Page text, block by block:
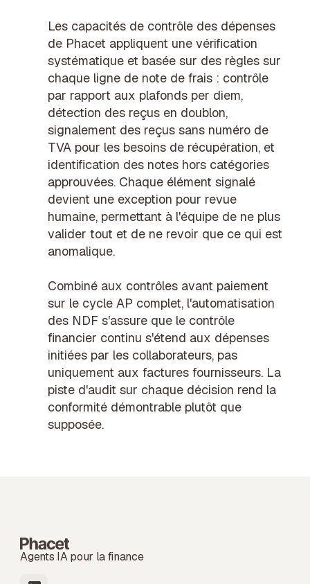
Les capacités de contrôle des dépenses
de Phacet appliquent une vérification
systématique et basée sur des règles sur
chaque ligne de note de frais : contrôle
par rapport aux plafonds per diem,
détection des reçus en doublon,
signalement des reçus sans numéro de
TVA pour les besoins de récupération, et
identification des notes hors catégories
approuvées. Chaque élément signalé
devient une exception pour revue
humaine, permettant à l'équipe de ne plus
valider tout et de ne revoir que ce qui est
anomalique.
Combiné aux contrôles avant paiement
sur le cycle AP complet, l'automatisation
des NDF s'assure que le contrôle
financier continu s'étend aux dépenses
initiées par les collaborateurs, pas
uniquement aux factures fournisseurs. La
piste d'audit sur chaque décision rend la
conformité démontrable plutôt que
supposée.
Agents IA pour la finance